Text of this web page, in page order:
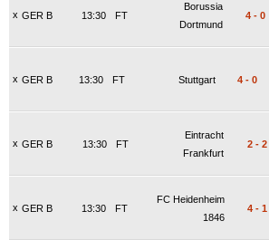
x GER B FT
13:30
Borussia
Dortmund
4 - 0
x GER B FT
13:30 Stuttgart 4 - 0
x GER B FT
13:30
Eintracht
Frankfurt
2 - 2
x GER B FT
13:30
FC Heidenheim
1846
4 - 1